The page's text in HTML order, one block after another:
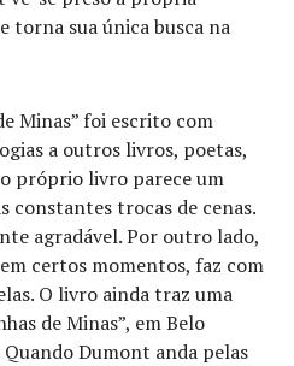
torna sua única busca na
Minas” foi escrito com
a outros livros, poetas,
próprio livro parece um
constantes trocas de cenas.
agradável. Por outro lado,
certos momentos, faz com
O livro ainda traz uma
de Minas”, em Belo
Dumont anda pelas